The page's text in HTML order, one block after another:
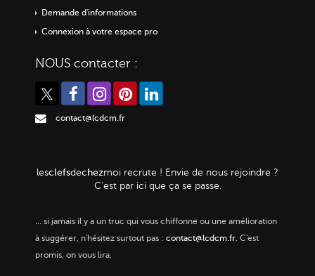
Demande d'informations
Connexion à votre espace pro
NOUS contacter :
contact@lcdcm.fr
lesclefsdechezmoi recrute ! Envie de nous rejoindre ?
C'est par ici que ça se passe.
… si jamais il y a un truc qui vous chiffonne ou une amélioration
à suggérer, n'hésitez surtout pas : contact@lcdcm.fr. C'est
promis, on vous lira.